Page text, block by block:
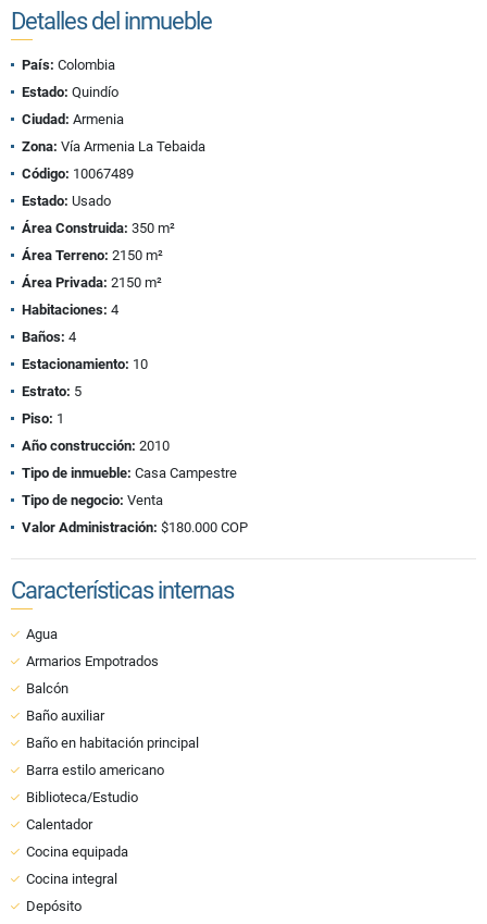
Detalles del inmueble
País: Colombia
Estado: Quindío
Ciudad: Armenia
Zona: Vía Armenia La Tebaida
Código: 10067489
Estado: Usado
Área Construida: 350 m²
Área Terreno: 2150 m²
Área Privada: 2150 m²
Habitaciones: 4
Baños: 4
Estacionamiento: 10
Estrato: 5
Piso: 1
Año construcción: 2010
Tipo de inmueble: Casa Campestre
Tipo de negocio: Venta
Valor Administración: $180.000 COP
Características internas
Agua
Armarios Empotrados
Balcón
Baño auxiliar
Baño en habitación principal
Barra estilo americano
Biblioteca/Estudio
Calentador
Cocina equipada
Cocina integral
Depósito